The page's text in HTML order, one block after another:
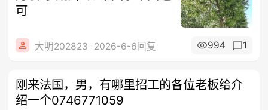
可
大明202823 2026-6-6回复 994 1
刚来法国，男，有哪里招工的各位老板给介
绍一个0746771059